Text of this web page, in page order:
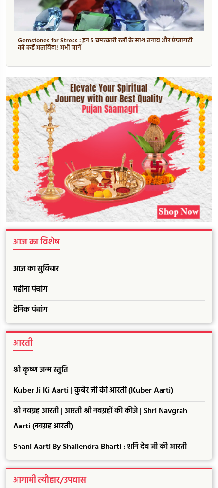
आज का विशेष
आज का सुविचार
महीना पंचांग
दैनिक पंचांग
आरती
श्री कृष्ण जन्म स्तुति
Kuber Ji Ki Aarti | कुबेर जी की आरती (Kuber Aarti)
श्री नवग्रह आरती | आरती श्री नवग्रहों की कीजै | Shri Navgrah
Aarti (नवग्रह आरती)
Shani Aarti By Shailendra Bharti : शनि देव जी की आरती
आगामी त्यौहार/उपवास
Gemstones for Stress : इन 5 चमत्कारी रत्नों के साथ तनाव और एंग्जायटी
को कहें अलविदा! अभी जानें